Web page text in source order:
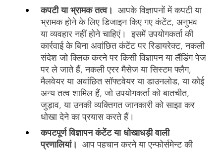
कपटी या भ्रामक तत्व।
आपके विज्ञापनों में कपटी या
भ्रामक होने के लिए डिजाइन किए गए कंटेंट, अनुभव
या व्यवहार नहीं होने चाहिएं। इसमें उपयोगकर्ता की
कार्रवाई के बिना अवांछित कंटेंट पर रिडायरेक्ट, नकली
संदेश जो क्लिक करने पर किसी विज्ञापन या लैंडिंग पेज
पर ले जाते हैं, नकली एरर मैसेज या सिस्टम फ्लैग,
मैलवेयर या अवांछित सॉफ्टवेयर या डाउनलोड, या कोई
अन्य तत्व शामिल हैं, जो उपयोगकर्ता को बातचीत,
जुड़ाव, या उनकी व्यक्तिगत जानकारी को साझा कर
धोखा देने का प्रयास करते हैं।
कपटपूर्ण विज्ञापन कंटेंट या धोखाधड़ी वाली
प्रणालियां।
आप पहचान करने या एन्फोर्समेन्ट की